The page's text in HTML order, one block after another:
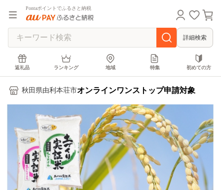
Pontaポイントでふるさと納税
詳細検索
返礼品 ランキング 地域 特集 初めての方
秋田県由利本荘市オンラインワンストップ申請対象